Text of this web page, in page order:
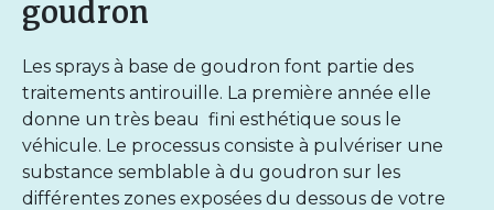
goudron
Les sprays à base de goudron font partie des
traitements antirouille. La première année elle
donne un très beau fini esthétique sous le
véhicule. Le processus consiste à pulvériser une
substance semblable à du goudron sur les
différentes zones exposées du dessous de votre